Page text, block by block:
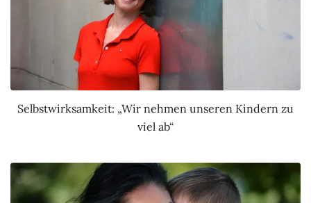
Selbstwirksamkeit: „Wir nehmen unseren Kindern zu
viel ab“